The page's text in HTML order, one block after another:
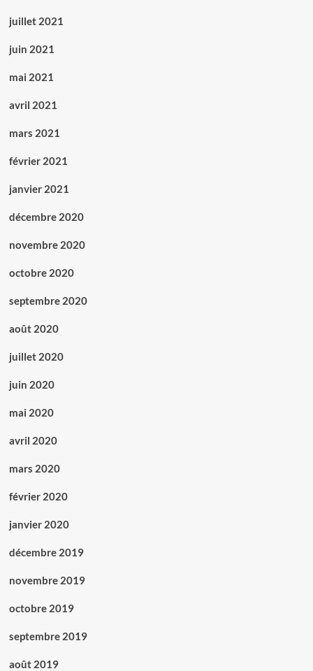
juillet 2021
juin 2021
mai 2021
avril 2021
mars 2021
février 2021
janvier 2021
décembre 2020
novembre 2020
octobre 2020
septembre 2020
août 2020
juillet 2020
juin 2020
mai 2020
avril 2020
mars 2020
février 2020
janvier 2020
décembre 2019
novembre 2019
octobre 2019
septembre 2019
août 2019